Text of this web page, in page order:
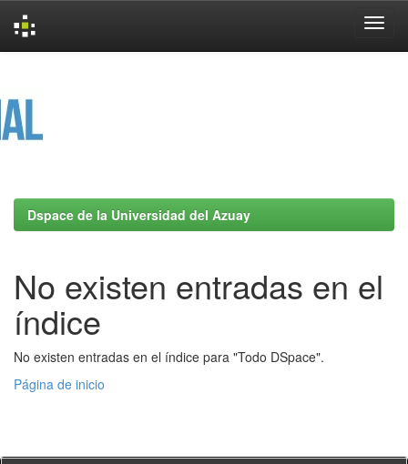
Dspace de la Universidad del Azuay
No existen entradas en el
índice
No existen entradas en el índice para "Todo DSpace".
Página de inicio